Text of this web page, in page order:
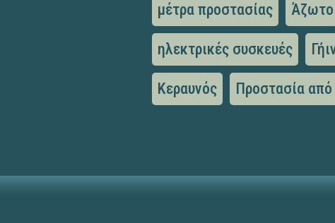
μέτρα προστασίας Άζωτο
ηλεκτρικές συσκευές
Κεραυνός Προστασία από